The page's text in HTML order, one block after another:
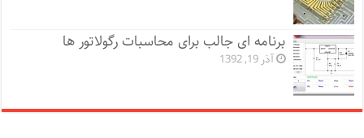
برنامه ای جالب برای محاسبات رگولاتور ها
آذر 19, 1392